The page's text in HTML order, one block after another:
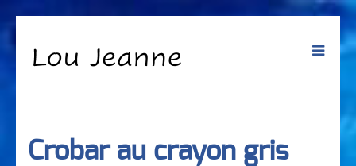
Toggle
Crobar au crayon gris